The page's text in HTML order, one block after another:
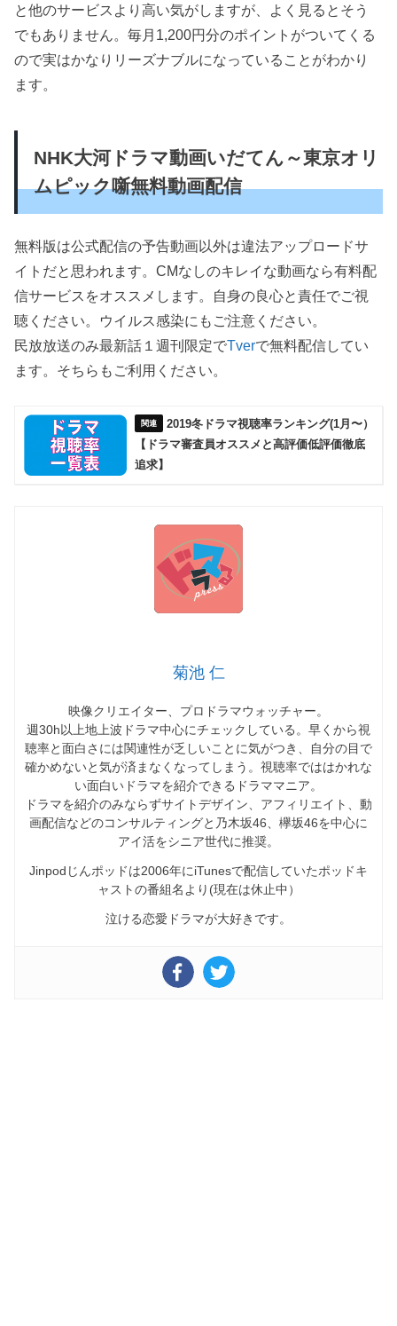
と他のサービスより高い気がしますが、よく見るとそう
でもありません。毎月1,200円分のポイントがついてくる
ので実はかなりリーズナブルになっていることがわかり
ます。
NHK大河ドラマ動画いだてん～東京オリ
ムピック噺無料動画配信
無料版は公式配信の予告動画以外は違法アップロードサ
イトだと思われます。CMなしのキレイな動画なら有料配
信サービスをオススメします。自身の良心と責任でご視
聴ください。ウイルス感染にもご注意ください。
民放放送のみ最新話１週刊限定でTverで無料配信してい
ます。そちらもご利用ください。
2019冬ドラマ視聴率ランキング(1月〜）
【ドラマ審査員オススメと高評価低評価徹底
追求】
菊池 仁
映像クリエイター、プロドラマウォッチャー。
週30h以上地上波ドラマ中心にチェックしている。早くから視
聴率と面白さには関連性が乏しいことに気がつき、自分の目で
確かめないと気が済まなくなってしまう。視聴率でははかれな
い面白いドラマを紹介できるドラママニア。
ドラマを紹介のみならずサイトデザイン、アフィリエイト、動
画配信などのコンサルティングと乃木坂46、欅坂46を中心に
アイ活をシニア世代に推奨。
Jinpodじんポッドは2006年にiTunesで配信していたポッドキ
ャストの番組名より(現在は休止中）
泣ける恋愛ドラマが大好きです。